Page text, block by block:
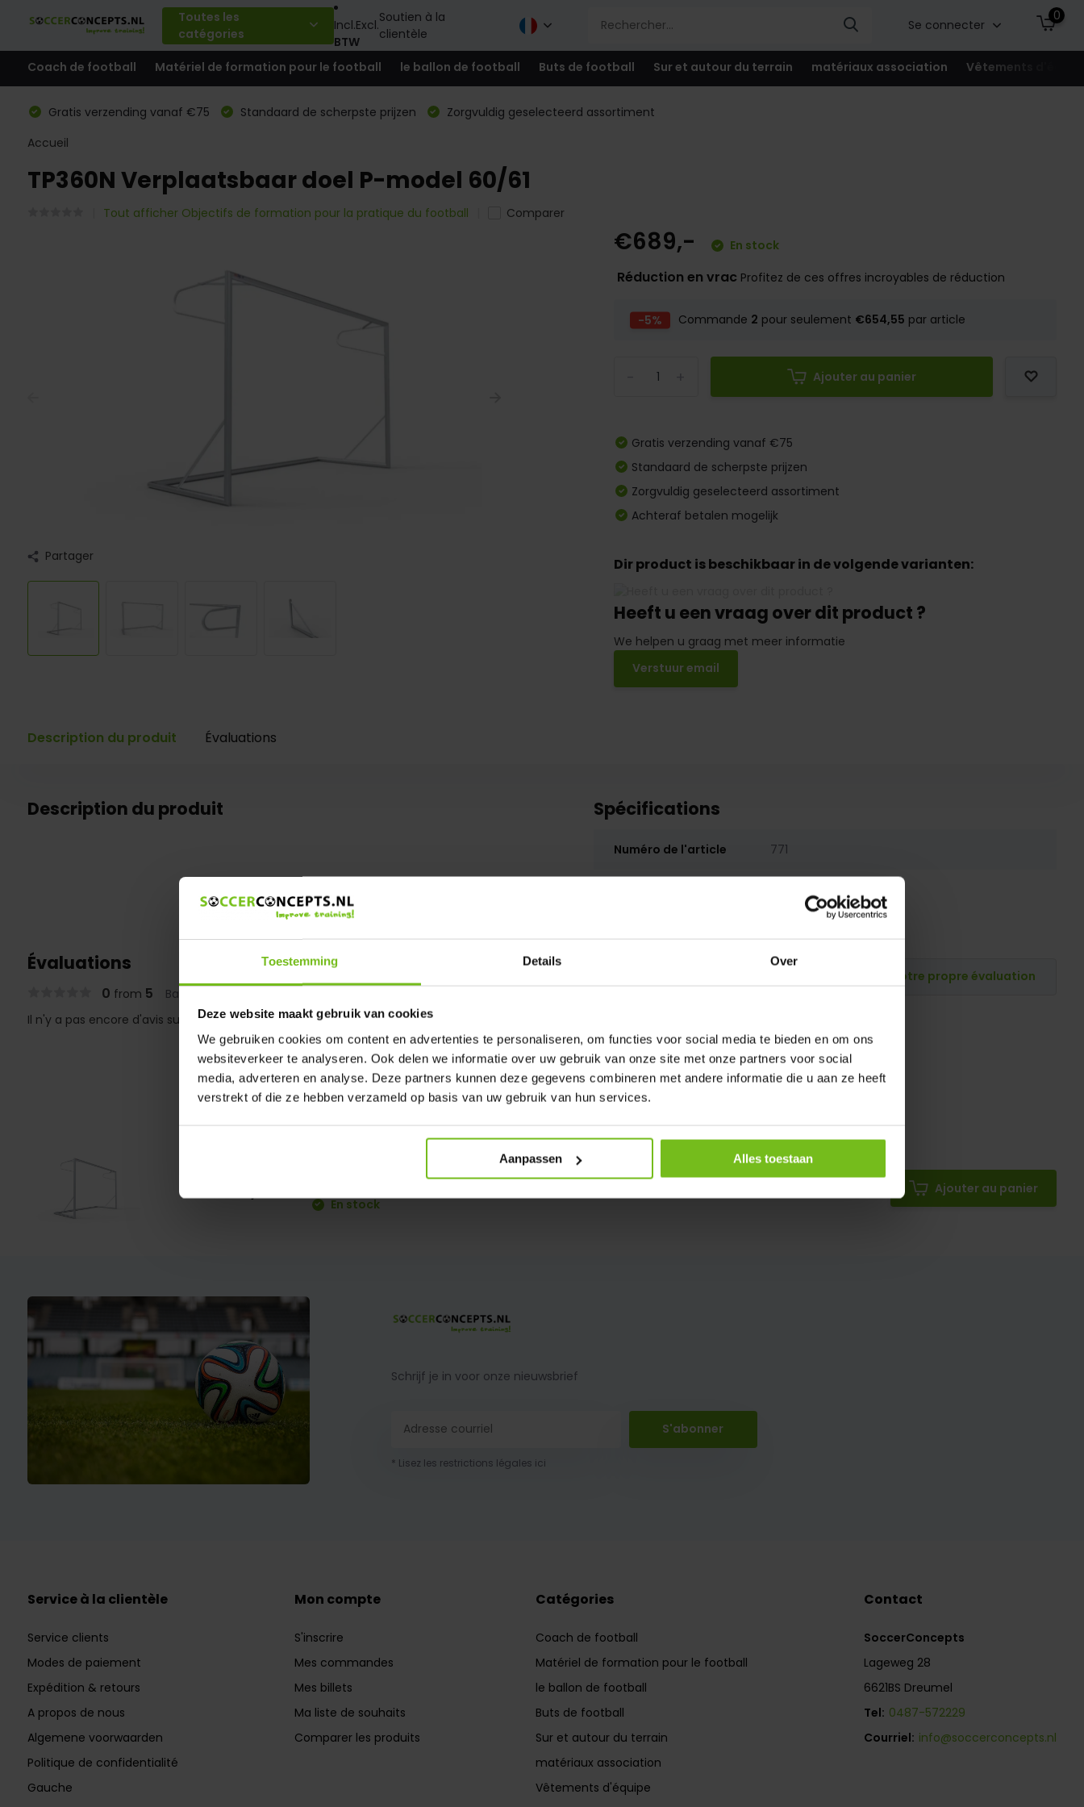
Toestemming Details Over
Deze website maakt gebruik van cookies
We gebruiken cookies om content en advertenties te personaliseren, om functies voor social media te bieden en om ons
websiteverkeer te analyseren. Ook delen we informatie over uw gebruik van onze site met onze partners voor social
media, adverteren en analyse. Deze partners kunnen deze gegevens combineren met andere informatie die u aan ze heeft
verstrekt of die ze hebben verzameld op basis van uw gebruik van hun services.
Aanpassen Alles toestaan
Toutes les
catégories
Incl.Excl.
BTW
Soutien à la
clientèle
Se connecter
0
Coach de football Matériel de formation pour le football le ballon de football Buts de football Sur et autour du terrain matériaux association Vêtements
Gratis verzending vanaf €75 Standaard de scherpste prijzen
Zorgvuldig geselecteerd assortiment
Accueil
TP360N Verplaatsbaar doel P-model 60/61
Tout afficher Objectifs de formation pour la pratique du football Comparer
Partager
€689,- En stock
Réduction en vrac Profitez de ces offres incroyables de réduction
-5% Commande 2 pour seulement €654,55 par article
Ajouter au panier
Gratis verzending vanaf €75
Standaard de scherpste prijzen
Zorgvuldig geselecteerd assortiment
Achteraf betalen mogelijk
Dir product is beschikbaar in de volgende varianten:
Heeft u een vraag over dit product ?
We helpen u graag met meer informatie
Verstuur email
Description du produit Évaluations
Description du produit Spécifications
Numéro de l'article 771
Évaluations
0 from 5 Based on 0 reviews
Publiez votre propre évaluation
Il n'y a pas encore d'avis sur ce produit..
€ 689,- TP360N Verplaatsbaar doel P-model 60/61
En stock
Ajouter au panier
Schrijf je in voor onze nieuwsbrief
S'abonner
* Lisez les restrictions légales ici
Service à la clientèle
Service clients
Modes de paiement
Expédition & retours
A propos de nous
Algemene voorwaarden
Politique de confidentialité
Gauche
Mon compte
S'inscrire
Mes commandes
Mes billets
Ma liste de souhaits
Comparer les produits
Catégories
Coach de football
Matériel de formation pour le football
le ballon de football
Buts de football
Sur et autour du terrain
matériaux association
Vêtements d'équipe
Contact
SoccerConcepts
Lageweg 28
6621BS Dreumel
Tel: 0487-572229
Courriel: info@soccerconcepts.nl